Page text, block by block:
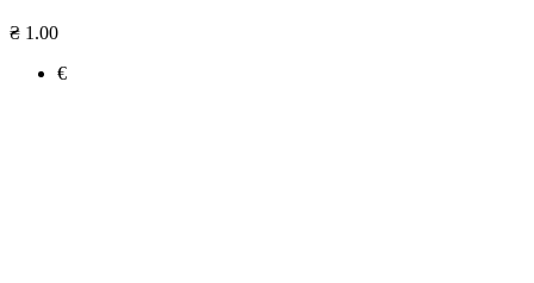
₴ 1.00
€